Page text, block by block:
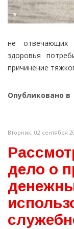
не отвечающих
здоровья
причинение
Опубликовано в
Вторник, 02 сентября
дело о